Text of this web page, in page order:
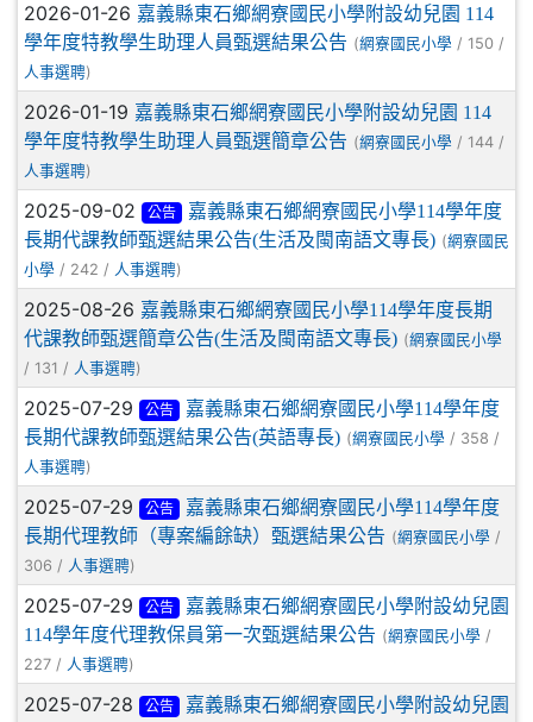
2026-01-26 嘉義縣東石鄉網寮國民小學附設幼兒園 114
學年度特教學生助理人員甄選結果公告 (網寮國民小學 / 150 /
人事選聘)
2026-01-19 嘉義縣東石鄉網寮國民小學附設幼兒園 114
學年度特教學生助理人員甄選簡章公告 (網寮國民小學 / 144 /
人事選聘)
2025-09-02 公告
嘉義縣東石鄉網寮國民小學114學年度
長期代課教師甄選結果公告(生活及閩南語文專長) (網寮國民
小學 / 242 / 人事選聘)
2025-08-26 嘉義縣東石鄉網寮國民小學114學年度長期
代課教師甄選簡章公告(生活及閩南語文專長) (網寮國民小學
/ 131 / 人事選聘)
2025-07-29 公告
嘉義縣東石鄉網寮國民小學114學年度
長期代課教師甄選結果公告(英語專長) (網寮國民小學 / 358 /
人事選聘)
2025-07-29 公告
嘉義縣東石鄉網寮國民小學114學年度
長期代理教師（專案編餘缺）甄選結果公告 (網寮國民小學 /
306 / 人事選聘)
2025-07-29 公告
嘉義縣東石鄉網寮國民小學附設幼兒園
114學年度代理教保員第一次甄選結果公告 (網寮國民小學 /
227 / 人事選聘)
2025-07-28 公告
嘉義縣東石鄉網寮國民小學附設幼兒園